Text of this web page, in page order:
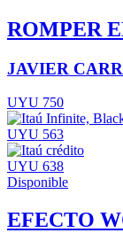
ROMPER
JAVIER
UYU 750
UYU 563
UYU 638
Disponible
EFECTO